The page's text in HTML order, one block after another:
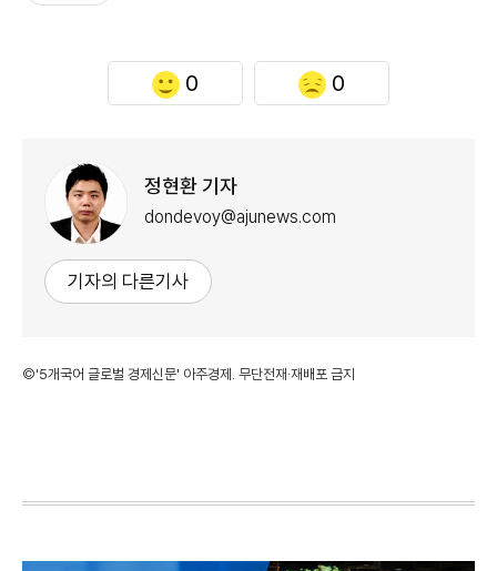
0 0
정현환 기자
dondevoy@ajunews.com
기자의 다른기사
©'5개국어 글로벌 경제신문' 아주경제. 무단전재·재배포 금지